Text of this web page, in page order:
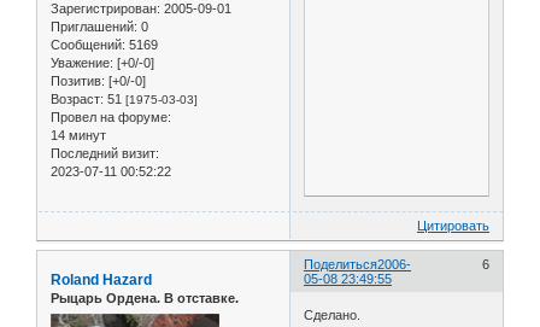
Зарегистрирован: 2005-09-01
Приглашений: 0
Сообщений: 5169
Уважение: [+0/-0]
Позитив: [+0/-0]
Возраст: 51 [1975-03-03]
Провел на форуме:
14 минут
Последний визит:
2023-07-11 00:52:22
Цитировать
Поделиться 6
2006-
05-08 23:49:55
Roland Hazard
Рыцарь Ордена. В отставке.
Сделано.